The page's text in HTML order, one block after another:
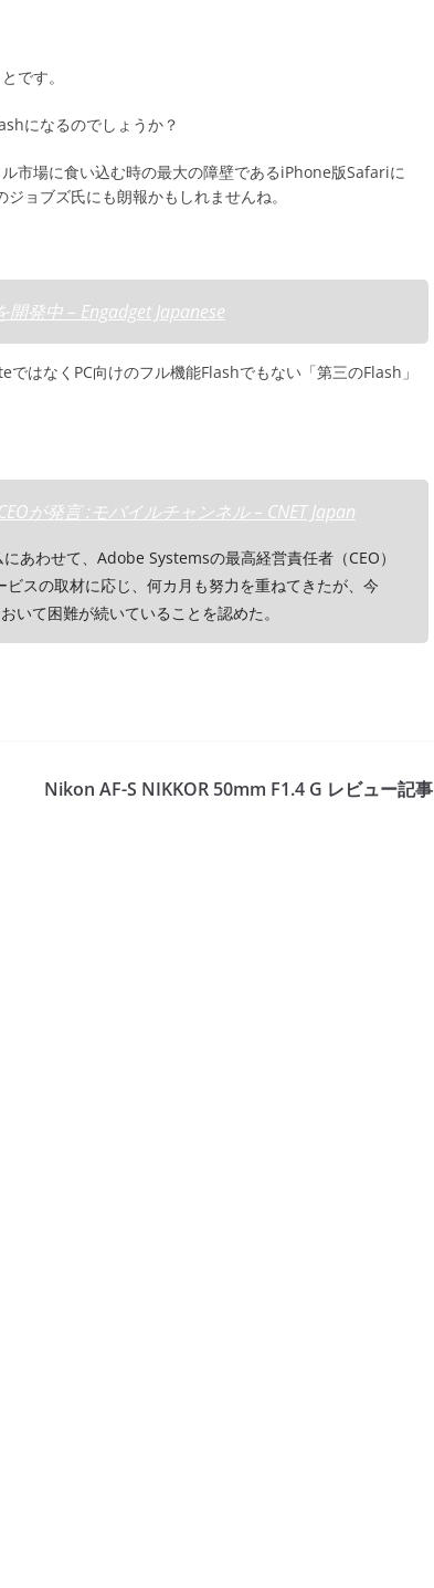
です。
になるのでしょうか？
市場に食い込む時の最大の障壁であるiPhone版Safariに
ョブズ氏にも朗報かもしれませんね。
発中 – Engadget Japanese
はなくPC向けのフル機能Flashでもない「第三のFlash」
が発言 :モバイルチャンネル – CNET Japan
あわせて、Adobe Systemsの最高経営責任者（CEO）
スの取材に応じ、何カ月も努力を重ねてきたが、今
いて困難が続いていることを認めた。
Nikon AF-S NIKKOR 50mm F1.4 G レビュー記事